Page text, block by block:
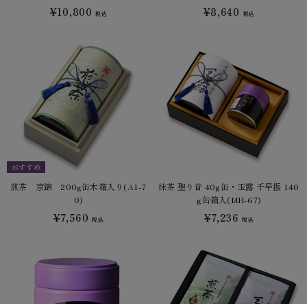
¥10,800税込 ¥8,640 税込
おすすめ
煎茶 京錦 200g缶木箱入り(A1-7
0)
¥7,560 税込
抹茶 聖り昔 40g缶・玉露 千早振 140
g缶箱入(MH-67)
¥7,236 税込